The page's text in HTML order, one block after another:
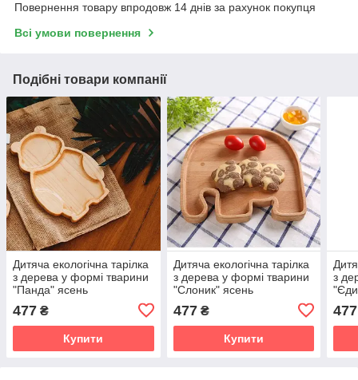
Повернення товару впродовж 14 днів за рахунок покупця
Всі умови повернення
Подібні товари компанії
Дитяча екологічна тарілка
з дерева у формі тварини
"Панда" ясень
477 ₴
Купити
Дитяча екологічна тарілка
з дерева у формі тварини
"Слоник" ясень
477₴
Купити
з
477